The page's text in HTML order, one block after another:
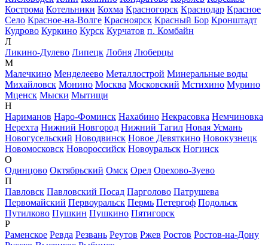
Кострома Котельники Кохма Красногорск Краснодар Красное
Село Красное-на-Волге Красноярск Красный Бор Кронштадт
Кудрово Куркино Курск Курчатов п. Комбайн
Л
Ликино-Дулево Липецк Лобня Люберцы
М
Малечкино Менделеево Металлострой Минеральные воды
Михайловск Монино Москва Московский Мстихино Мурино
Мценск Мыски Мытищи
Н
Нариманов Наро-Фоминск Нахабино Некрасовка Немчиновка
Нерехта Нижний Новгород Нижний Тагил Новая Усмань
Новогусельский Новодвинск Новое Девяткино Новокузнецк
Новомосковск Новороссийск Новоуральск Ногинск
О
Одинцово Октябрьский Омск Орел Орехово-Зуево
П
Павловск Павловский Посад Парголово Патрушева
Первомайский Первоуральск Пермь Петергоф Подольск
Путилково Пушкин Пушкино Пятигорск
Р
Раменское Ревда Резвань Реутов Ржев Ростов Ростов-на-Дону